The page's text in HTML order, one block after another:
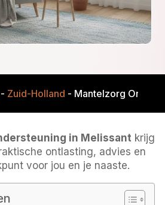
Zuid-Holland - Mantelzorg
in Melissant krijg
ontlasting, advies en
voor jou en je naaste.